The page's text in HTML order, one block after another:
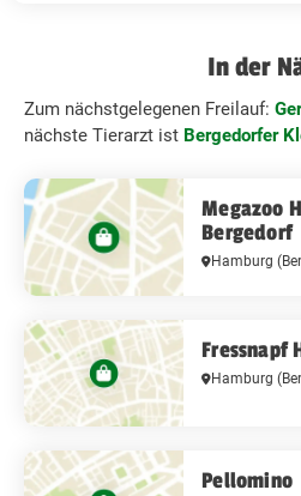
In der
Zum nächstgelegenen Freilauf:
nächste Tierarzt ist Bergedorfer
Megazoo
Bergedorf
Hamburg
Fressnapf
Hamburg
Pellomino